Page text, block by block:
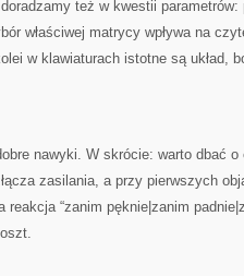
też w kwestii parametrów:
właściwej matrycy wpływa na
w klawiaturach istotne są układ,
nawyki. W skrócie: warto dbać
zasilania, a przy pierwszych
reakcja “zanim pęknie|zanim